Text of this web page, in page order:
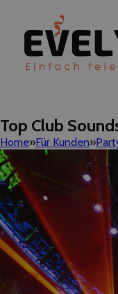
Top Club
Home Für Kunden